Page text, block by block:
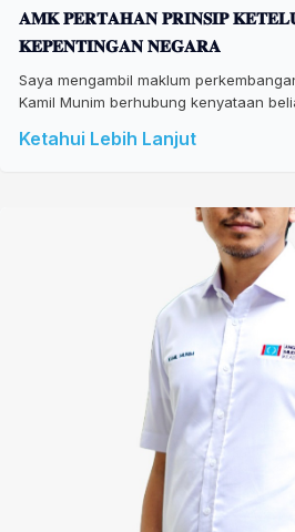
𝐀𝐌𝐊 𝐏𝐄𝐑𝐓𝐀𝐇𝐀𝐍 𝐏𝐑𝐈𝐍𝐒𝐈𝐏
𝐊𝐄𝐏𝐄𝐍𝐓𝐈𝐍𝐆𝐀𝐍 𝐍𝐄𝐆𝐀𝐑𝐀
Saya mengambil maklum
Kamil Munim berhubung kenyataan
Ketahui Lebih Lanjut